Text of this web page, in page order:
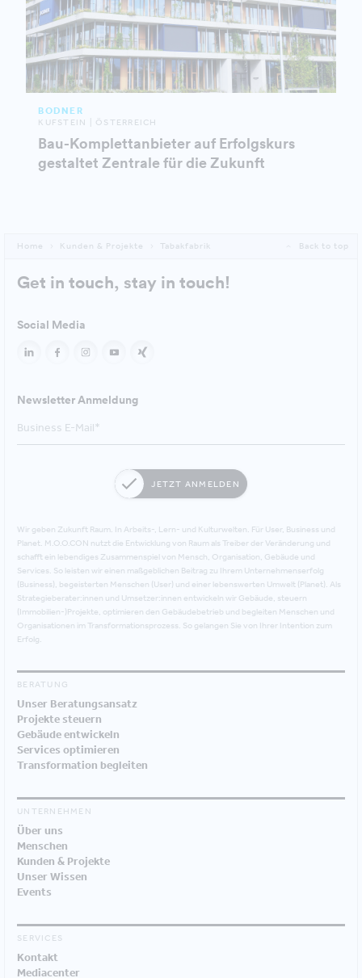
BODNER
KUFSTEIN | ÖSTERREICH
Bau-Komplettanbieter auf Erfolgskurs
gestaltet Zentrale für die Zukunft
Home Kunden & Projekte Tabakfabrik Back to top
Get in touch, stay in touch!
Social Media
Newsletter Anmeldung
JETZT ANMELDEN
Wir geben Zukunft Raum. In Arbeits-, Lern- und Kulturwelten. Für User, Business und
Planet. M.O.O.CON nutzt die Entwicklung von Raum als Treiber der Veränderung und
schafft ein lebendiges Zusammenspiel von Mensch, Organisation, Gebäude und
Services. So leisten wir einen maßgeblichen Beitrag zu Ihrem Unternehmenserfolg
(Business), begeisterten Menschen (User) und einer lebenswerten Umwelt (Planet). Als
Strategieberater:innen und Umsetzer:innen entwickeln wir Gebäude, steuern
(Immobilien-)Projekte, optimieren den Gebäudebetrieb und begleiten Menschen und
Organisationen im Transformationsprozess. So gelangen Sie von Ihrer Intention zum
Erfolg.
BERATUNG
Unser Beratungsansatz
Projekte steuern
Gebäude entwickeln
Services optimieren
Transformation begleiten
UNTERNEHMEN
Über uns
Menschen
Kunden & Projekte
Unser Wissen
Events
SERVICES
Kontakt
Mediacenter